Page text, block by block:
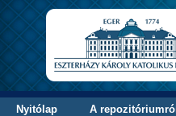
Nyitólap A repozitóriumról